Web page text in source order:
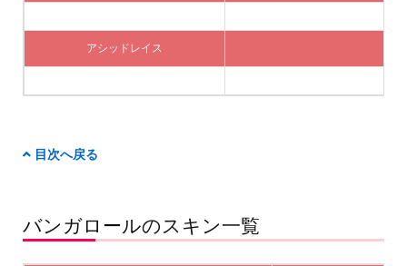
アシッドレイス
目次へ戻る
バンガロールのスキン一覧